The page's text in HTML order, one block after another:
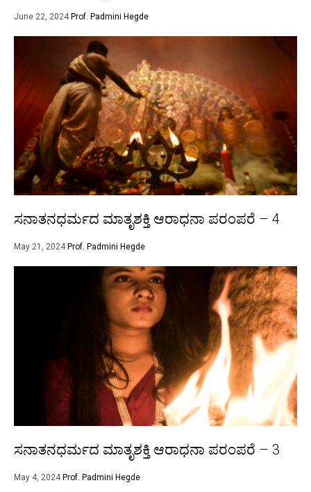
June 22, 2024 Prof. Padmini Hegde
ಸನಾತನಧರ್ಮದ ಮಾತೃಶಕ್ತಿ ಆರಾಧನಾ ಪರಂಪರೆ – 4
May 21, 2024 Prof. Padmini Hegde
ಸನಾತನಧರ್ಮದ ಮಾತೃಶಕ್ತಿ ಆರಾಧನಾ ಪರಂಪರೆ – 3
May 4, 2024 Prof. Padmini Hegde